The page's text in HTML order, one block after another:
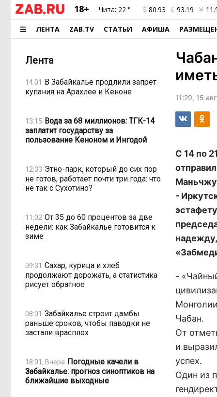
18+ Чита: 22 ° 80.93 93.19
ЛЕНТА ZAB.TV СТАТЬИ АФИША
Лента
14:01 В Забайкалье продлили запрет
купания на Арахлее и Кеноне
13:15 Вода за 68 миллионов: ТГК-14
заплатит государству за
пользование Кеноном и Ингодой
12:33 Этно-парк, который до сих пор
не готов, работает почти три года: что
не так с Сухотино?
11:02 От 35 до 60 процентов за две
недели: как Забайкалье готовится к
зиме
09:31 Сахар, курица и хлеб
продолжают дорожать, а статистика
рисует обратное
08:01 Забайкалье строит дамбы
раньше сроков, чтобы паводки не
застали врасплох
18:01, Вчера Погодные качели в
Забайкалье: прогноз синоптиков на
ближайшие выходные
11:29, 15
С 14 по
-
-
Чабан.
От
и
успех.
Один из